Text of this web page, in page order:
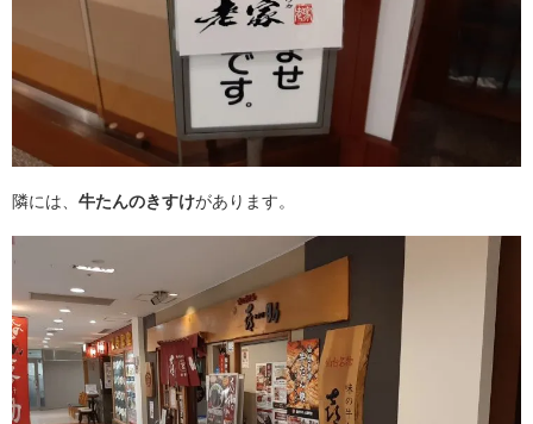
隣には、 牛たんのきすけがあります。